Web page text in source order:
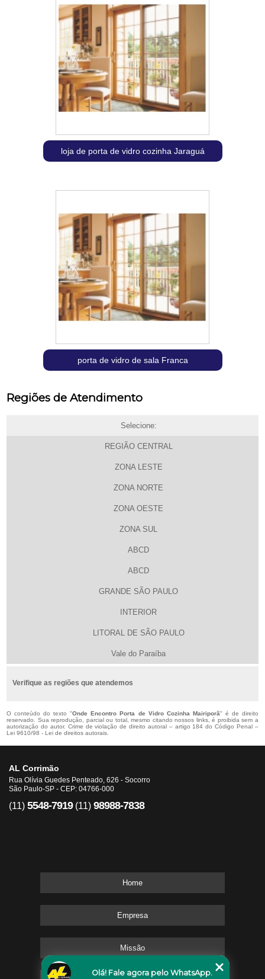
loja de porta de vidro cozinha Jaraguá
porta de vidro de sala Franca
Regiões de Atendimento
Selecione:
REGIÃO CENTRAL
ZONA LESTE
ZONA NORTE
ZONA OESTE
ZONA SUL
ABCD
ABCD
GRANDE SÃO PAULO
INTERIOR
LITORAL DE SÃO PAULO
Vale do Paraíba
Verifique as regiões que atendemos
O conteúdo do texto "Onde Encontro Porta de Vidro Cozinha Mairiporã" é de direito
reservado. Sua reprodução, parcial ou total, mesmo citando nossos links, é proibida sem a
autorização do autor. Crime de violação de direito autoral – artigo 184 do Código Penal –
Lei 9610/98 - Lei de direitos autorais
AL Corrimão
Rua Olívia Guedes Penteado, 626 - Socorro
São Paulo-SP - CEP: 04766-000
(11) 5548-7919 (11) 98988-7838
Home
Empresa
Missão
Olá! Fale agora pelo WhatsApp.